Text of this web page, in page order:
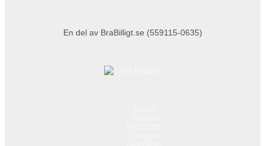
En del av BraBilligt.se (559115-0635)